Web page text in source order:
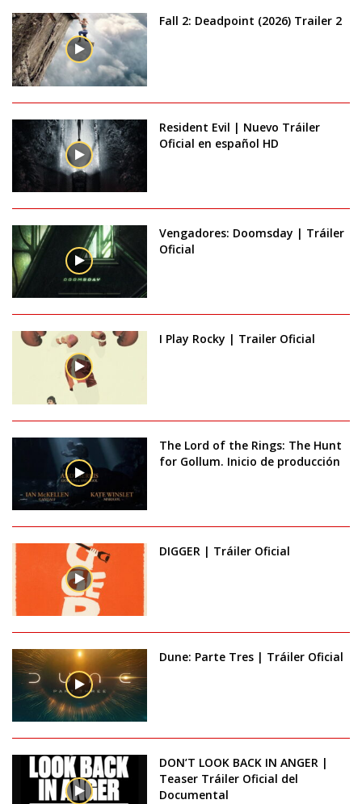
Fall 2: Deadpoint (2026) Trailer 2
Resident Evil | Nuevo Tráiler
Oficial en español HD
Vengadores: Doomsday | Tráiler
Oficial
I Play Rocky | Trailer Oficial
The Lord of the Rings: The Hunt
for Gollum. Inicio de producción
DIGGER | Tráiler Oficial
Dune: Parte Tres | Tráiler Oficial
DON’T LOOK BACK IN ANGER |
Teaser Tráiler Oficial del
Documental